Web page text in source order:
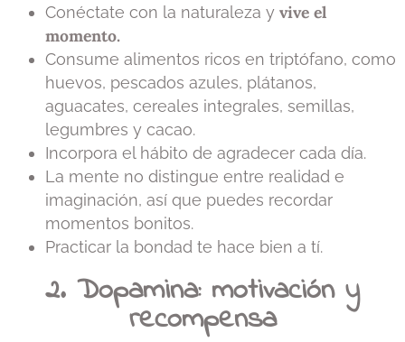
Conéctate con la naturaleza y vive el
momento.
Consume alimentos ricos en triptófano, como
huevos, pescados azules, plátanos,
aguacates, cereales integrales, semillas,
legumbres y cacao.
Incorpora el hábito de agradecer cada día.
La mente no distingue entre realidad e
imaginación, así que puedes recordar
momentos bonitos.
Practicar la bondad te hace bien a tí.
2. Dopamina: motivación y
recompensa